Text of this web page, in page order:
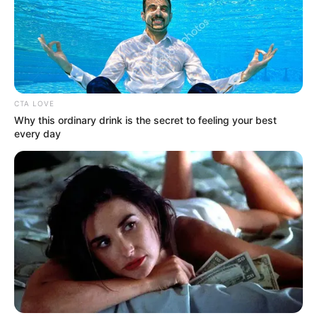
CTA LOVE
Why this ordinary drink is the secret to feeling your best
every day